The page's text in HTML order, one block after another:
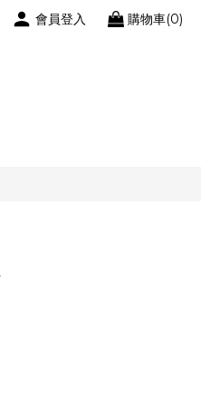
會員登入 購物車(0)